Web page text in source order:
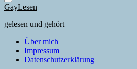
GayLesen
gelesen und gehört
Über mich
Impressum
Datenschutzerklärung